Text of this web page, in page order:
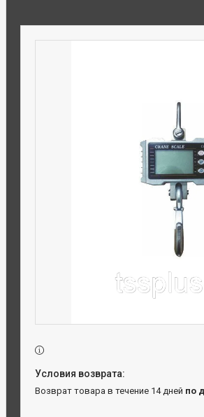
возврат товара в течение 14 дней по